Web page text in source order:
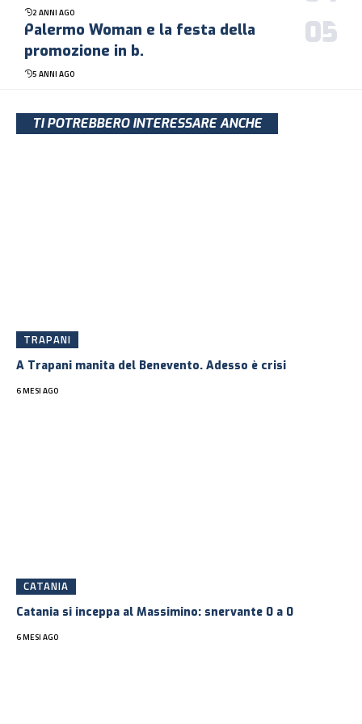
2 ANNI AGO
Palermo Woman e la festa della
promozione in b.
5 ANNI AGO
TI POTREBBERO INTERESSARE ANCHE
TRAPANI
A Trapani manita del Benevento. Adesso è crisi
6 MESI AGO
CATANIA
Catania si inceppa al Massimino: snervante 0 a 0
6 MESI AGO